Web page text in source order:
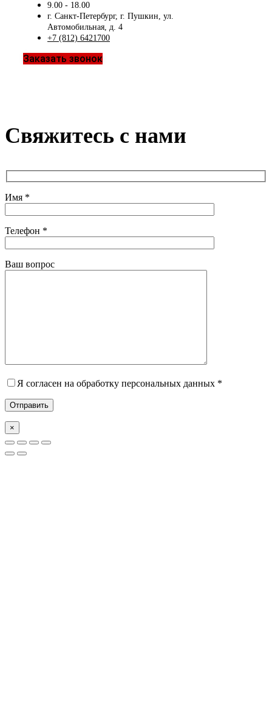
9.00 - 18.00
г. Санкт-Петербург, г. Пушкин, ул.
Автомобильная, д. 4
+7 (812) 6421700
Заказать звонок
Свяжитесь с нами
Имя *
Телефон *
Ваш вопрос
Я согласен на обработку персональных данных *
×